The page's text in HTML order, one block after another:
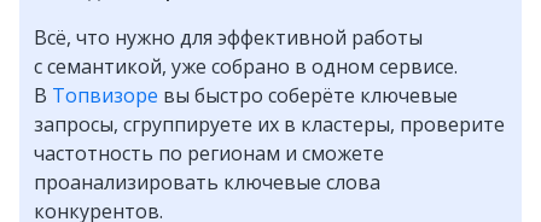
Всё, что нужно для эффективной работы
с семантикой, уже собрано в одном сервисе.
В Топвизоре вы быстро соберёте ключевые
запросы, сгруппируете их в кластеры, проверите
частотность по регионам и сможете
проанализировать ключевые слова
конкурентов.